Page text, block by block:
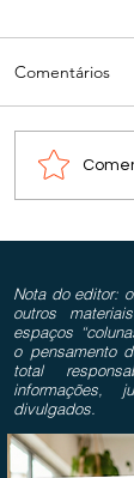
Comentários
Nota do editor:
outros
espaços
o pensamento
total
informações,
divulgados.